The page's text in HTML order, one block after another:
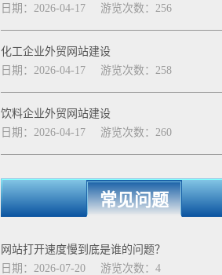
日期：2026-04-17
游览次数：256
化工企业外贸网站建设
日期：2026-04-17
游览次数：258
饮料企业外贸网站建设
日期：2026-04-17
游览次数：260
常见问题
网站打开速度慢到底是谁的问题？
日期：2026-07-20
游览次数：4